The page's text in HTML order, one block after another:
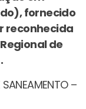
fornecido
reconhecida
de
SANEAMENTO –